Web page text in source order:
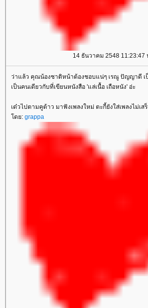
14 ธันวาคม 2548 11:23:47
ว่าแล้ว คุณน้องชาติหน้าต้องชอบแน่ๆ เรณู ปัญญาดี เ
เป็นคนเดียวกับที่เขียนหนังสือ 'แล่เนื้อ เถือหนัง' อ่ะ
เด๋วไปตามคูต้าว มาฟังเพลงใหม่ ตะกี้ยังใส่เพลงไม่เส
ดย: grappa